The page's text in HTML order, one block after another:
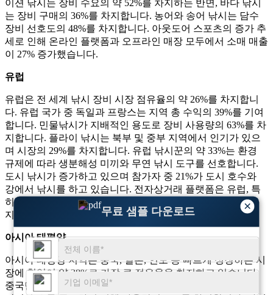
×
무료 샘플 다운로드
이션 낚시는 장비 수요의 약 52%를 차지하는 반면, 바다 낚시
는 장비 구매의 36%를 차지합니다. 농어와 송어 낚시는 담수
장비 선호도의 48%를 차지합니다. 아웃도어 스포츠의 증가 추
세로 인해 온라인 플랫폼과 오프라인 매장 모두에서 소매 매출
이 27% 증가했습니다.
유럽
유럽은 전 세계 낚시 장비 시장 점유율의 약 26%를 차지합니
다. 유럽 ​​국가 중 독일과 프랑스는 지역 총 수익의 39%를 기여
합니다. 민물낚시가 지배적인 용도로 장비 사용량의 63%를 차
지합니다. 플라이 낚시는 북부 및 중부 지역에서 인기가 있으
며 시장의 29%를 차지합니다. 유럽 ​​낚시꾼의 약 33%는 환경
규제에 따라 생분해성 미끼와 무연 낚시 도구를 선호합니다.
도시 낚시가 증가하고 있으며 참가자 중 21%가 도시 호수와
강에서 낚시를 하고 있습니다. 전자상거래 플랫폼은 유럽, 특
히 낚시 허가가 규제된 국가에서 전체 장비 판매의 31%를 차
지합니다.
아시아 태평양
아시아 태평양 지역은 중국, 일본, 인도 등 빠르게 성장하는 시
장에 힘입어 약 38%로 가장 큰 점유율을 차지하고 있습니다.
중국만 해도 이 지역 시장의 46%를 차지합니다. 바다낚시는